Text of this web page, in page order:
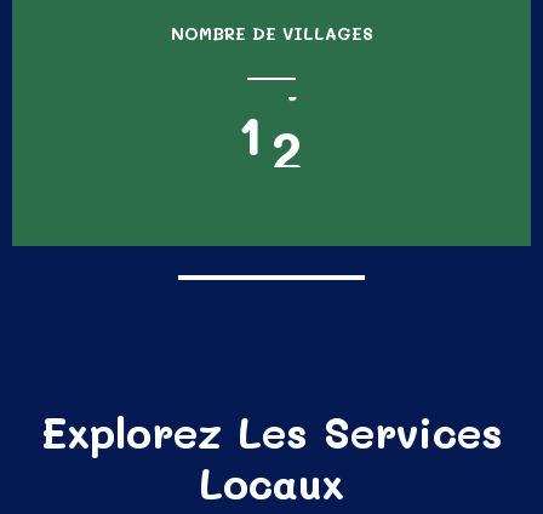
NOMBRE DE VILLAGES
1 2
Explorez Les Services
Locaux